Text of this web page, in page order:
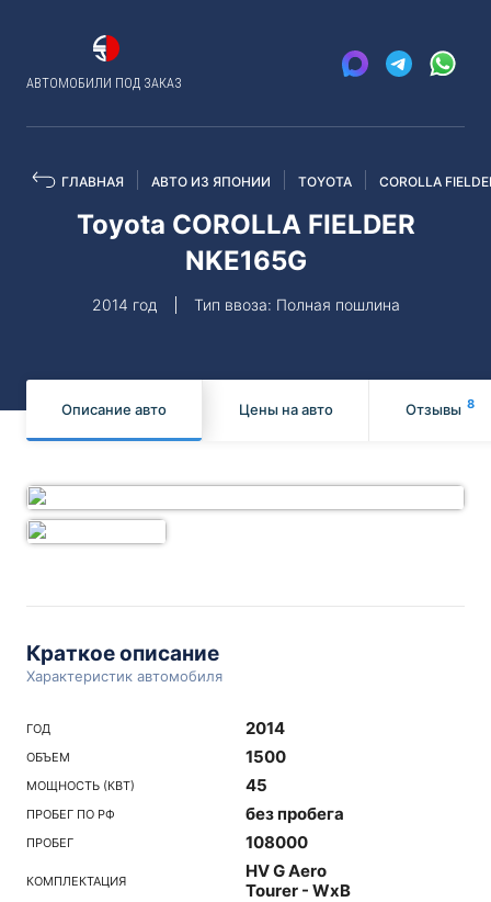
АВТОМОБИЛИ ПОД ЗАКАЗ
ГЛАВНАЯ АВТО ИЗ ЯПОНИИ TOYOTA COROLLA
Toyota COROLLA FIELDER
NKE165G
2014 год Тип ввоза: Полная пошлина
Описание авто Цены на авто Отзывы 8
Краткое описание
Характеристик автомобиля
ГОД 2014
ОБЪЕМ 1500
МОЩНОСТЬ (КВТ) 45
ПРОБЕГ ПО РФ без пробега
ПРОБЕГ 108000
КОМПЛЕКТАЦИЯ
HV G Aero
Tourer - WxB